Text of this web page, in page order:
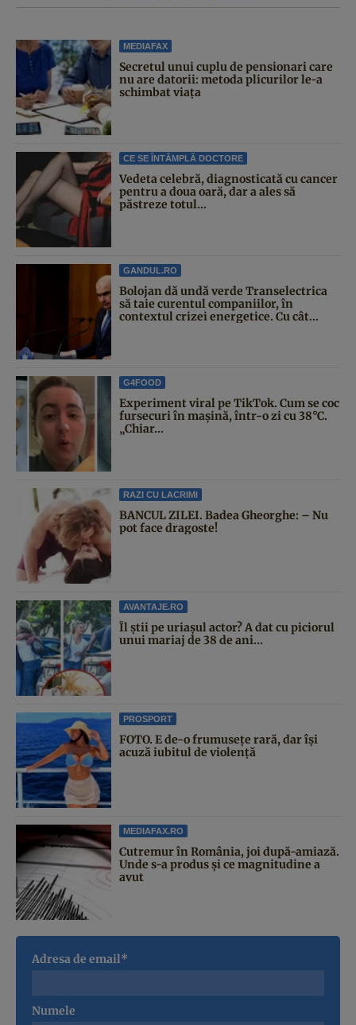
MEDIAFAX
Secretul unui cuplu de pensionari care
nu are datorii: metoda plicurilor le-a
schimbat viața
CE SE ÎNTÂMPLĂ DOCTORE
Vedeta celebră, diagnosticată cu cancer
pentru a doua oară, dar a ales să
păstreze totul...
GANDUL.RO
Bolojan dă undă verde Transelectrica
să taie curentul companiilor, în
contextul crizei energetice. Cu cât...
G4FOOD
Experiment viral pe TikTok. Cum se coc
fursecuri în mașină, într-o zi cu 38°C.
„Chiar...
RAZI CU LACRIMI
BANCUL ZILEI. Badea Gheorghe: – Nu
pot face dragoste!
AVANTAJE.RO
Îl știi pe uriașul actor? A dat cu piciorul
unui mariaj de 38 de ani...
PROSPORT
FOTO. E de-o frumusețe rară, dar își
acuză iubitul de violență
MEDIAFAX.RO
Cutremur în România, joi după-amiază.
Unde s-a produs și ce magnitudine a
avut
Adresa de email*
Numele